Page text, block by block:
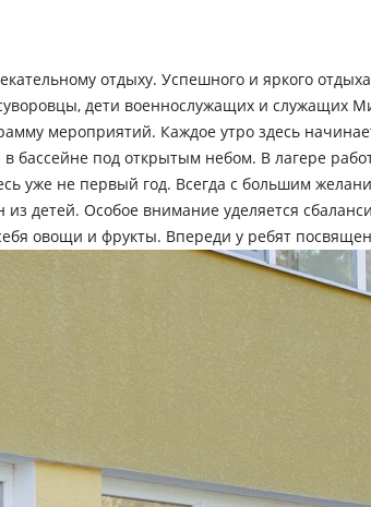
отдыху. Успешного и яркого
дети военнослужащих и служащих
мероприятий. Каждое утро здесь
под открытым небом. В лагере
уже не первый год. Всегда с большим
из детей. Особое внимание уделяется
овощи и фрукты. Впереди у ребят